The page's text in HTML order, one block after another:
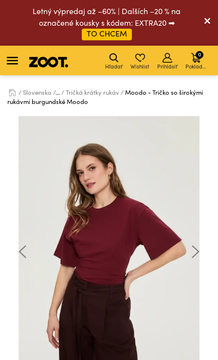
Letný výpredaj až –60% | Dalších –20 % na
označené kousky s kódem: EXTRA20 ➡
TO CHCEM
Hľadať Wishlist Prihlásiť Pokladňa
0
Slovensko ... Tričká krátky rukáv
Moodo - Tričko so širokými
rukávmi burgundské Moodo